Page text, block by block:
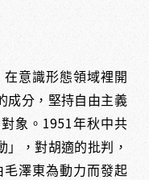
意識形態領域裡開
成分，堅持自由主義
象。 1951年秋中共
」，對胡適的批判，
毛澤東為動力而發起